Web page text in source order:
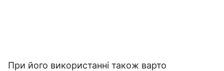
При його використанні також варто